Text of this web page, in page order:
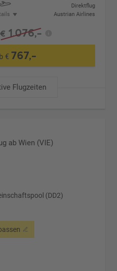
Direktflug
Austrian Airlines
€ 1.076,-
€ 767,-
Flugzeiten
ab Wien (VIE)
(DD2)